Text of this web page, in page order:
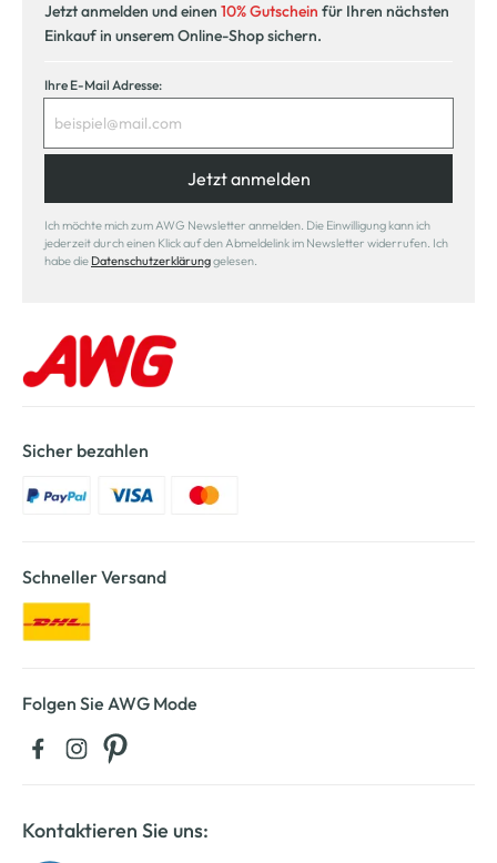
Jetzt anmelden und einen 10% Gutschein für Ihren nächsten
Einkauf in unserem Online-Shop sichern.
Ihre E-Mail Adresse:
Jetzt anmelden
Ich möchte mich zum AWG Newsletter anmelden. Die Einwilligung kann ich
jederzeit durch einen Klick auf den Abmeldelink im Newsletter widerrufen. Ich
habe die Datenschutzerklärunggelesen.
Sicher bezahlen
Schneller Versand
Folgen Sie AWG Mode
Kontaktieren Sie uns: